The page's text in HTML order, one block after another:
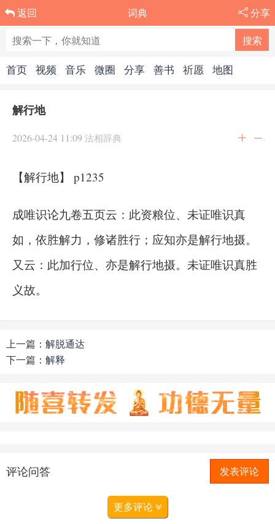
返回 词典 分享
首页 视频 音乐 微圈 分享 善书 祈愿 地图
解行地
2026-04-24 11:09 法相辞典
【解行地】 p1235
成唯识论九卷五页云：此资粮位、未证唯识真
如，依胜解力，修诸胜行；应知亦是解行地摄。
又云：此加行位、亦是解行地摄。未证唯识真胜
义故。
上一篇： 解脱通达
下一篇： 解释
评论问答 发表评论
更多评论